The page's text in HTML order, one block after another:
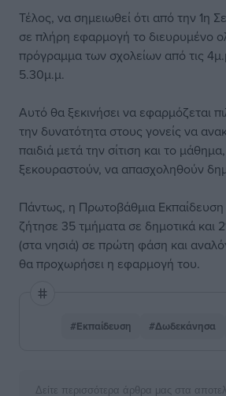
Τέλος, να σημειωθεί ότι από την 1η
σε πλήρη εφαρμογή το διευρυμένο
πρόγραμμα των σχολείων από τις
5.30μ.μ.
Αυτό θα ξεκινήσει να εφαρμόζεται
την δυνατότητα στους γονείς να
παιδιά μετά την σίτιση και το
ξεκουραστούν, να απασχοληθούν
Πάντως, η Πρωτοβάθμια
ζήτησε 35 τμήματα σε δημοτικά και
(στα νησιά) σε πρώτη φάση και
θα προχωρήσει η εφαρμογή του.
#Εκπαίδευση #Δωδεκάνησα
Δείτε περισσότερα άρθρα μας στα